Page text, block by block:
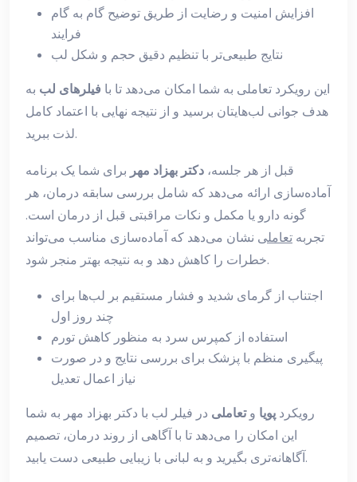
افزایش امنیت و رضایت از طریق توضیح گام به گام
فرایند
نتایج طبیعی‌تر با تنظیم دقیق حجم و شکل لب
این رویکرد تعاملی به شما امکان می‌دهد تا با فیلرهای لب به
هدف جوانی لب‌هایتان برسید و از نتیجه نهایی با اعتماد کامل
لذت ببرید.
قبل از هر جلسه، دکتر بهزاد مهر برای شما یک برنامه
آماده‌سازی ارائه می‌دهد که شامل بررسی سابقه درمان، هر
گونه دارو یا مکمل و نکات مراقبتی قبل از درمان است.
تجربه تعاملی نشان می‌دهد که آماده‌سازی مناسب می‌تواند
خطرات را کاهش دهد و به نتیجه بهتر منجر شود.
اجتناب از گرمای شدید و فشار مستقیم بر لب‌ها برای
چند روز اول
استفاده از کمپرس سرد به منظور کاهش تورم
پیگیری منظم با پزشک برای بررسی نتایج و در صورت
نیاز اعمال تعدیل
رویکرد پویا وتعاملی در فیلر لب با دکتر بهزاد مهر به شما
این امکان را می‌دهد تا با آگاهی از روند درمان، تصمیم
آگاهانه‌تری بگیرید و به لبانی با زیبایی طبیعی دست یابید.